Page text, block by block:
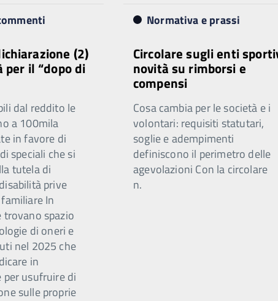
(2)
il “dopo di
dal reddito le
a 100mila
in favore di
speciali che si
tutela di
prive
In
trovano spazio
di oneri e
nel 2025 che
in
per usufruire di
sulle proprie
Normativa e prassi
Circolare sugli enti
novità su rimborsi e
compensi
Cosa cambia per le società e i
volontari: requisiti statutari,
soglie e adempimenti
definiscono il perimetro delle
agevolazioni Con la circolare
n.